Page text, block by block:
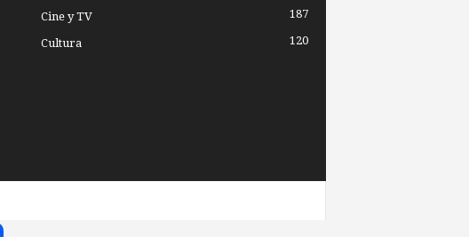
Cine y TV 187
Cultura 120